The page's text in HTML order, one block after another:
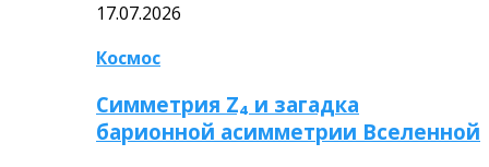
17.07.2026
Космос
Симметрия Z₄ и загадка
барионной асимметрии Вселенной